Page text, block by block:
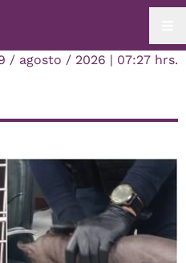
/ agosto / 2026 | 07:27 hrs.